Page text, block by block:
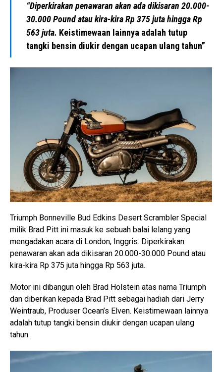
“Diperkirakan penawaran akan ada dikisaran 20.000-
30.000 Pound atau kira-kira Rp 375 juta hingga Rp
563 juta. Keistimewaan lainnya adalah tutup
tangki bensin diukir dengan ucapan ulang tahun”
Triumph Bonneville Bud Edkins Desert Scrambler Special
milik Brad Pitt ini masuk ke sebuah balai lelang yang
mengadakan acara di London, Inggris. Diperkirakan
penawaran akan ada dikisaran 20.000-30.000 Pound atau
kira-kira Rp 375 juta hingga Rp 563 juta.
Motor ini dibangun oleh Brad Holstein atas nama Triumph
dan diberikan kepada Brad Pitt sebagai hadiah dari Jerry
Weintraub, Produser Ocean’s Elven. Keistimewaan lainnya
adalah tutup tangki bensin diukir dengan ucapan ulang
tahun.